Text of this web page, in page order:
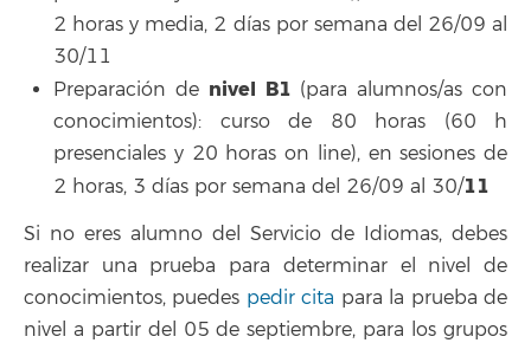
2 horas y media, 2 días por semana del 26/09 al
30/11
Preparación de nivel B1 (para alumnos/as con
conocimientos): curso de 80 horas (60 h
presenciales y 20 horas on line), en sesiones de
2 horas, 3 días por semana del 26/09 al 30/11
Si no eres alumno del Servicio de Idiomas, debes
realizar una prueba para determinar el nivel de
conocimientos, puedes pedir cita para la prueba de
nivel a partir del 05 de septiembre, para los grupos